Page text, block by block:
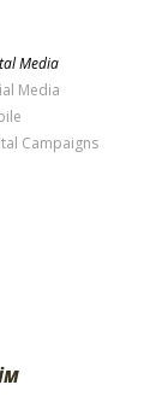
Media
Media
Campaigns